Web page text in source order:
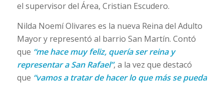
el supervisor del Área, Cristian Escudero.
Nilda Noemí Olivares es la nueva Reina del Adulto
Mayor y representó al barrio San Martín. Contó
que “me hace muy feliz, quería ser reina y
representar a San Rafael”, a la vez que destacó
que “vamos a tratar de hacer lo que más se pueda